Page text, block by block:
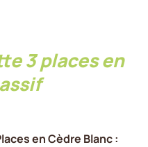
3 places en
en Cèdre Blanc :